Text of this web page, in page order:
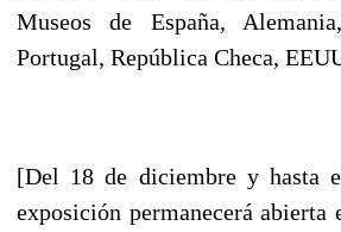
Museos de España,
Portugal, República Checa,
[Del 18 de diciembre y hasta
exposición permanecerá abierta